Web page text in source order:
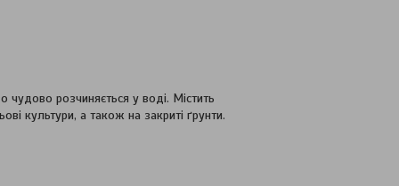
розчиняється у воді. Містить
культури, а також на закриті ґрунти.